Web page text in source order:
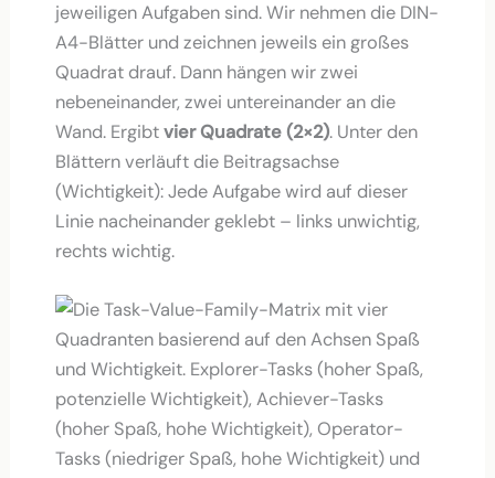
jeweiligen Aufgaben sind. Wir nehmen die DIN-
A4-Blätter und zeichnen jeweils ein großes
Quadrat drauf. Dann hängen wir zwei
nebeneinander, zwei untereinander an die
Wand. Ergibtvier Quadrate (2×2). Unter den
Blättern verläuft die Beitragsachse
(Wichtigkeit): Jede Aufgabe wird auf dieser
Linie nacheinander geklebt – links unwichtig,
rechts wichtig.